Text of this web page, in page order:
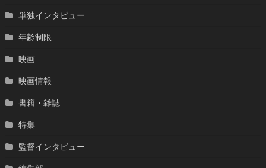
単独インタビュー
年齢制限
映画
映画情報
書籍・雑誌
特集
監督インタビュー